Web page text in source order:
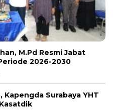
M.Pd Resmi Jabat
2026-2030
Kapengda Surabaya YHT